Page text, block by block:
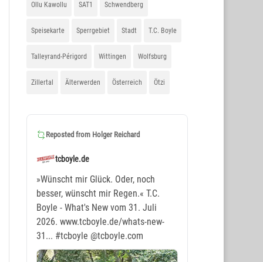
Ollu Kawollu SAT1 Schwendberg
Speisekarte Sperrgebiet Stadt T.C. Boyle
Talleyrand-Périgord Wittingen Wolfsburg
Zillertal Älterwerden Österreich Ötzi
Reposted from Holger Reichard
tcboyle.de
»Wünscht mir Glück. Oder, noch
besser, wünscht mir Regen.« T.C.
Boyle - What's New vom 31. Juli
2026. www.tcboyle.de/whats-new-
31... #tcboyle @tcboyle.com